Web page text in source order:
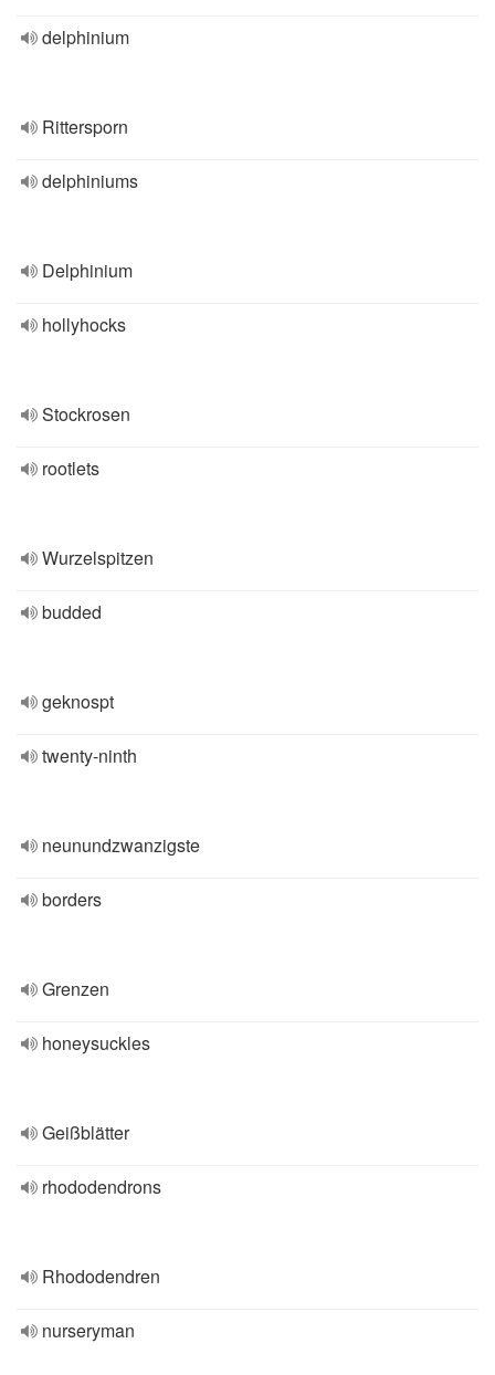
delphinium
Rittersporn
delphiniums
Delphinium
hollyhocks
Stockrosen
rootlets
Wurzelspitzen
budded
geknospt
twenty-ninth
neunundzwanzigste
borders
Grenzen
honeysuckles
Geißblätter
rhododendrons
Rhododendren
nurseryman